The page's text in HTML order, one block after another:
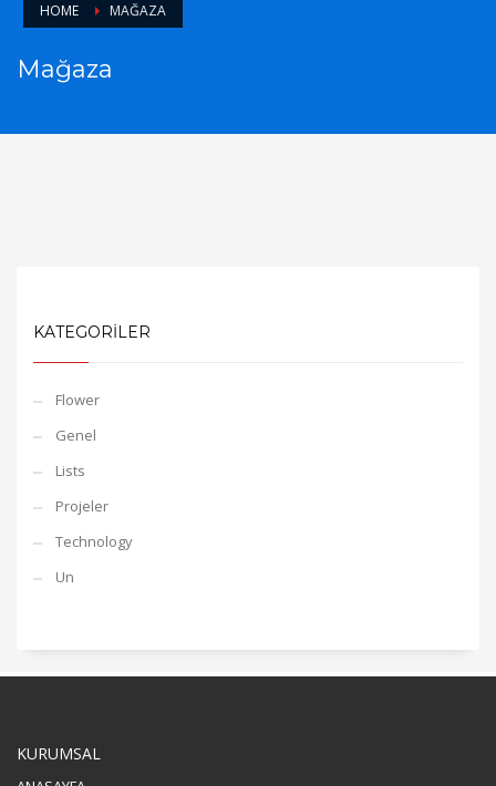
HOME MAĞAZA
Mağaza
KATEGORİLER
Flower
Genel
Lists
Projeler
Technology
Un
KURUMSAL